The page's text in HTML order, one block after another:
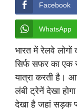
Facebook
WhatsApp
भारत में रेलवे लोगों
सिर्फ सफर का एक
यात्रा करती है।
लंबी ट्रेनें देखा
देखा है जहां सड़क